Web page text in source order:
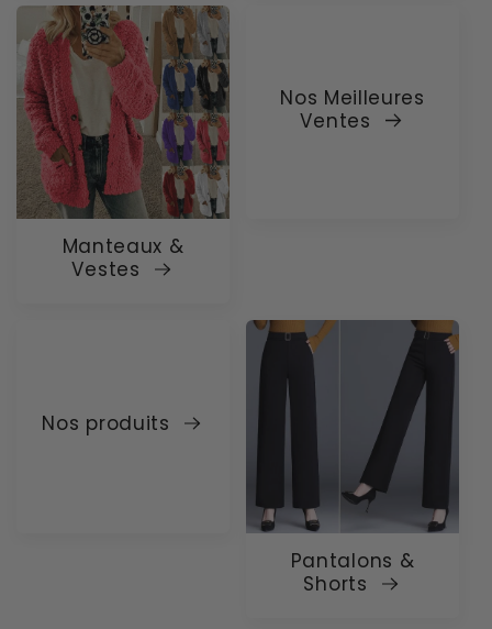
Manteaux &
Vestes
Nos Meilleures
Ventes
Nos produits
Pantalons &
Shorts